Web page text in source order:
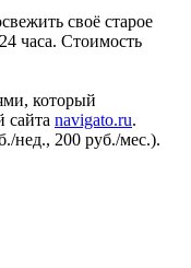
своё старое
часа. Стоимость
который
сайта navigato.ru.
нед., 200 руб./мес.).